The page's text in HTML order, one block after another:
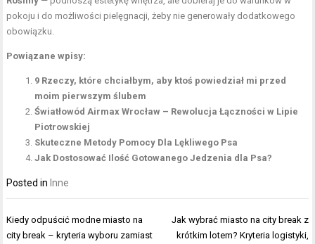
pokoju i do możliwości pielęgnacji, żeby nie generowały dodatkowego
obowiązku.
Powiązane wpisy:
9 Rzeczy, które chciałbym, aby ktoś powiedział mi przed
moim pierwszym ślubem
Światłowód Airmax Wrocław – Rewolucja Łączności w Lipie
Piotrowskiej
Skuteczne Metody Pomocy Dla Lękliwego Psa
Jak Dostosować Ilość Gotowanego Jedzenia dla Psa?
Posted in Inne
Nawigacja
wpisu
Kiedy odpuścić modne miasto na
city break – kryteria wyboru zamiast
Jak wybrać miasto na city break z
krótkim lotem? Kryteria logistyki,